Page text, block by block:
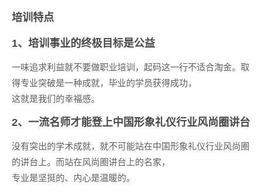
培训特点
1、培训事业的终极目标是公益
一味追求利益就不要做职业培训，起码这一行不适合淘金。取
得专业突破是一种成就，毕业的学员获得成功，
这就是我们的幸福感。
2、一流名师才能登上中国形象礼仪行业风尚圈讲台
没有突出的学术成就，就不可能站在中国形象礼仪行业风尚圈
的讲台上。而站在风尚圈讲台上的名家，
专业是坚挺的、内心是温暖的。